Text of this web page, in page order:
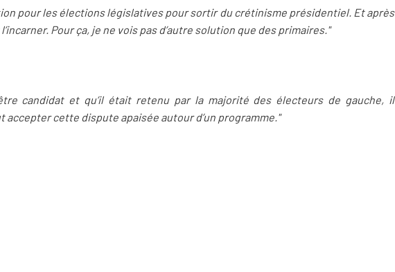
pour les élections législatives pour sortir du crétinisme présidentiel. Et après
Pour ça, je ne vois pas d’autre solution que des primaires."
candidat et qu’il était retenu par la majorité des électeurs de gauche, il
cette dispute apaisée autour d’un programme."